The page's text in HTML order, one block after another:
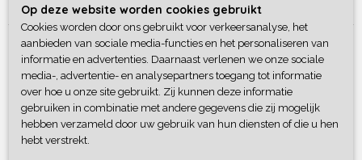
Home >Jongens>jassen / bodywarmers>Vingino
Op deze website worden cookies gebruikt
Cookies worden door ons gebruikt voor verkeersanalyse, het
aanbieden van sociale media-functies en het personaliseren van
informatie en advertenties. Daarnaast verlenen we onze sociale
media-, advertentie- en analysepartners toegang tot informatie
over hoe u onze site gebruikt. Zij kunnen deze informatie
gebruiken in combinatie met andere gegevens die zij mogelijk
hebben verzameld door uw gebruik van hun diensten of die u hen
hebt verstrekt.